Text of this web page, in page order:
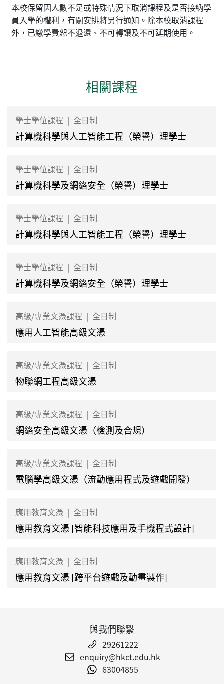
本校保留因人數不足或特殊情況下取消課程及是否接納學
員入學的權利，有關安排將另行通知。除本校取消課程
外，已繳學費恕不退還、不可轉讓及不可延期使用。
相關課程
學士學位課程 | 全日制
計算機科學與人工智能工程（榮譽）理學士
學士學位課程 | 全日制
計算機科學及網絡安全（榮譽）理學士
學士學位課程 | 全日制
計算機科學與人工智能工程（榮譽）理學士
學士學位課程 | 全日制
計算機科學及網絡安全（榮譽）理學士
高級/專業文憑課程 | 全日制
應用人工智能高級文憑
高級/專業文憑課程 | 全日制
物聯網工程高級文憑
高級/專業文憑課程 | 全日制
網絡安全高級文憑（檢測及合規）
高級/專業文憑課程 | 全日制
電腦學高級文憑（流動應用程式及遊戲開發）
應用教育文憑 | 全日制
應用教育文憑 [智能科技應用及手機程式設計]
應用教育文憑 | 全日制
應用教育文憑 [跨平台遊戲及動畫製作]
與我們聯繫
29261222
enquiry@hkct.edu.hk
63004855